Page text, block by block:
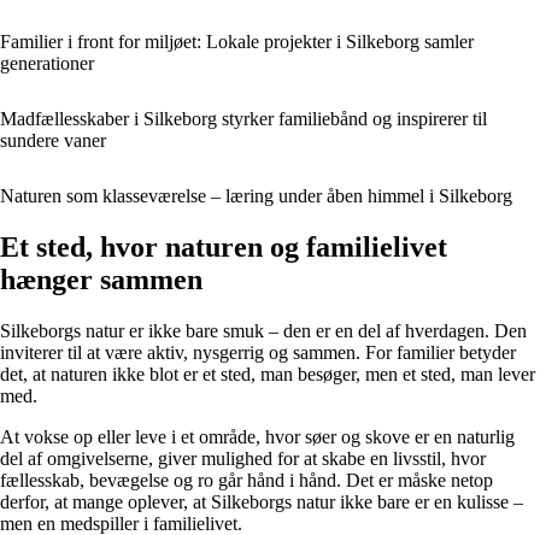
Familier i front for miljøet: Lokale projekter i Silkeborg samler
generationer
Madfællesskaber i Silkeborg styrker familiebånd og inspirerer til
sundere vaner
Naturen som klasseværelse – læring under åben himmel i Silkeborg
Et sted, hvor naturen og familielivet
hænger sammen
Silkeborgs natur er ikke bare smuk – den er en del af hverdagen. Den
inviterer til at være aktiv, nysgerrig og sammen. For familier betyder
det, at naturen ikke blot er et sted, man besøger, men et sted, man lever
med.
At vokse op eller leve i et område, hvor søer og skove er en naturlig
del af omgivelserne, giver mulighed for at skabe en livsstil, hvor
fællesskab, bevægelse og ro går hånd i hånd. Det er måske netop
derfor, at mange oplever, at Silkeborgs natur ikke bare er en kulisse –
men en medspiller i familielivet.